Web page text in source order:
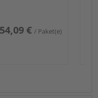
54,09 € / Paket(e)